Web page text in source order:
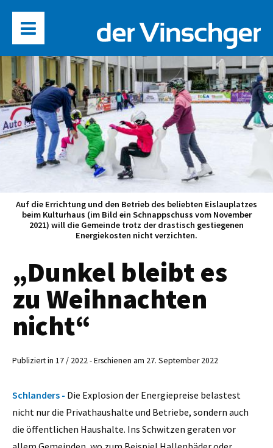
Auf die Errichtung und den Betrieb des beliebten Eislauplatzes
beim Kulturhaus (im Bild ein Schnappschuss vom November
2021) will die Gemeinde trotz der drastisch gestiegenen
Energiekosten nicht verzichten.
„Dunkel bleibt es
zu Weihnachten
nicht“
Publiziert in 17 / 2022 - Erschienen am 27. September 2022
Schlanders - Die Explosion der Energiepreise belastest
nicht nur die Privathaushalte und Betriebe, sondern auch
die öffentlichen Haushalte. Ins Schwitzen geraten vor